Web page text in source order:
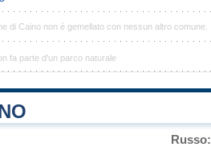
di Caino non è gemellato con nessun altro comune.
fa parte d'un parco naturale
Russo: